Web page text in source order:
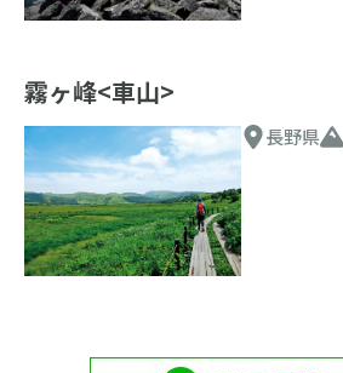
霧ヶ峰<車山>
長野県